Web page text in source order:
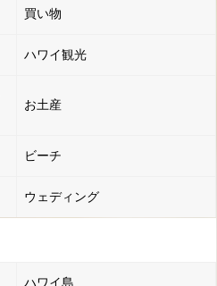
買い物
ハワイ観光
お土産
ビーチ
ウェディング
ハワイ島